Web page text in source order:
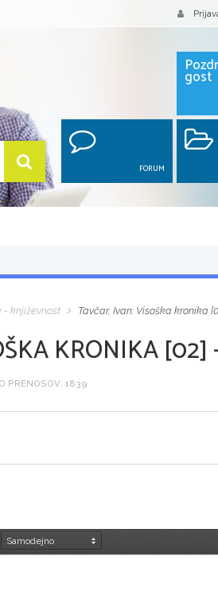
gost
FORUM
- književnost Tavčar, Ivan: Visoška kronika
KRONIKA [02]
PRENOSOV: 1839